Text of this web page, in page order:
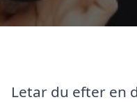
Letar du efter en